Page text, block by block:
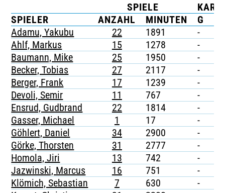
TICKETING
SPIELE
SPIELER
ANZAHL MINUTEN G
Adamu, Yakubu
22 1891 -
Ahlf, Markus
15 1278 -
Baumann, Mike
25 1950 -
Becker, Tobias
27 2117 -
Berger, Frank
17 1239 -
Devoli, Semir
11 767 -
Ensrud, Gudbrand
22 1814 -
Gasser, Michael
1 17 -
Göhlert, Daniel
34 2900 -
Görke, Thorsten
31 2777 -
Homola, Jiri
13 742 -
Jazwinski, Marcus
16 751 -
Klömich, Sebastian
7 630 -